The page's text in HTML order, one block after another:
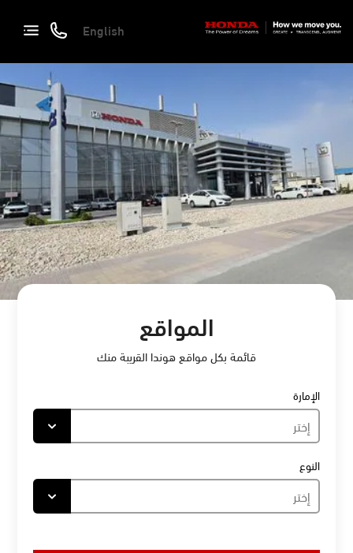
English
المواقع
قائمة بكل مواقعهونداالقريبة منك
الإمارة
النوع